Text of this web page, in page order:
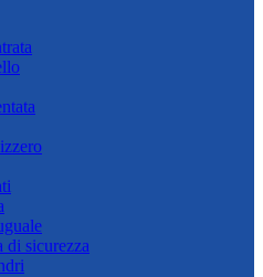
di sicurezza